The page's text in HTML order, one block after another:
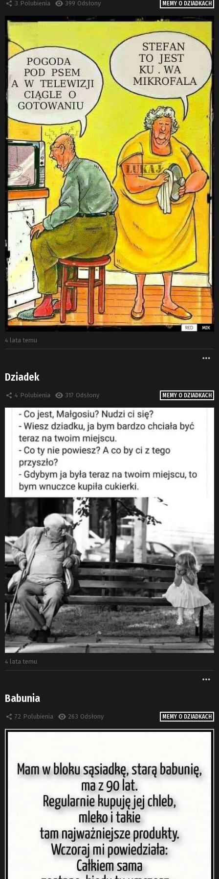
MEMY O DZIADKACH
3 Polubienia 399 Odsłony
4 lata temu
MEMY O DZIADKACH
Dziadek
4 Polubienia 317 Odsłony
4 lata temu
MEMY O DZIADKACH
Babunia
72 Polubienia 263 Odsłony